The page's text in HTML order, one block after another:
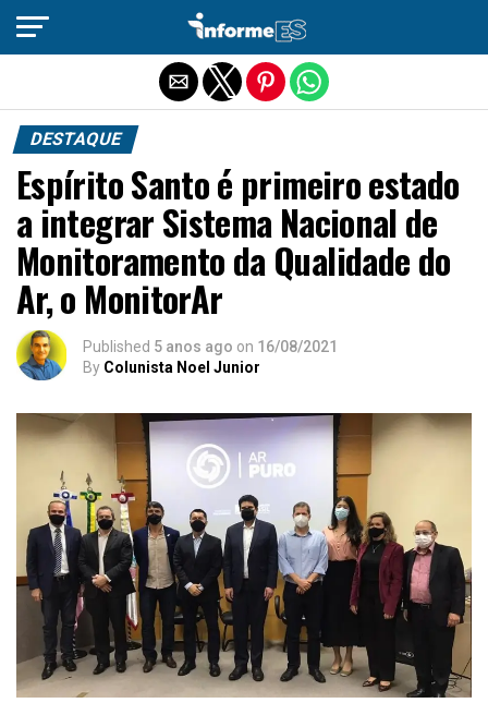
DESTAQUE
Espírito Santo é primeiro estado
a integrar Sistema Nacional de
Monitoramento da Qualidade do
Ar, o MonitorAr
Published 5 anos ago on 16/08/2021
By Colunista Noel Junior
Sair da versão mobile